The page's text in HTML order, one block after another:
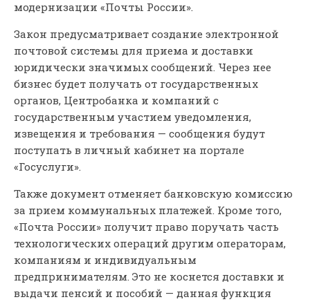
модернизации «Почты России».
Закон предусматривает создание электронной
почтовой системы для приема и доставки
юридически значимых сообщений. Через нее
бизнес будет получать от государственных
органов, Центробанка и компаний с
государственным участием уведомления,
извещения и требования — сообщения будут
поступать в личный кабинет на портале
«Госуслуги».
Также документ отменяет банковскую комиссию
за прием коммунальных платежей. Кроме того,
«Почта России» получит право поручать часть
технологических операций другим операторам,
компаниям и индивидуальным
предпринимателям. Это не коснется доставки и
выдачи пенсий и пособий — данная функция